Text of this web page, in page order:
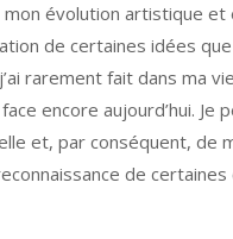
évolution artistique et
de certaines idées
rarement fait dans ma
encore aujourd’hui. Je
et, par conséquent, de
de